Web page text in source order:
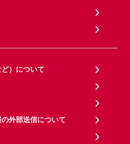
）について
外部送信について